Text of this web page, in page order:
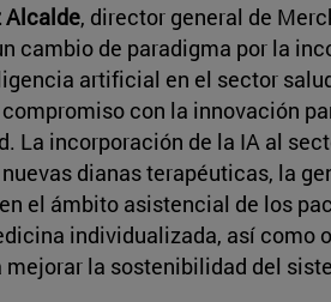
Alcalde, director general de
cambio de paradigma por la
artificial en el sector
con la innovación
La incorporación de la IA al
dianas terapéuticas, la
el ámbito asistencial de los
individualizada, así como
la sostenibilidad del